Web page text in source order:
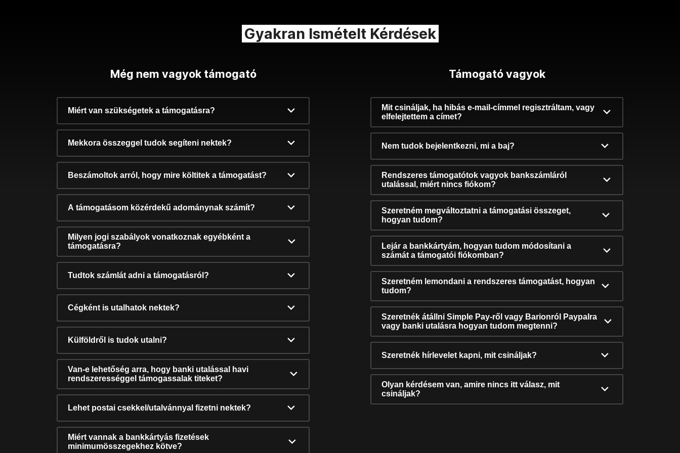
Gyakran Ismételt Kérdések
Még nem vagyok támogató
Miért van szükségetek a támogatásra?
Mekkora összeggel tudok segíteni nektek?
Beszámoltok arról, hogy mire költitek a támogatást?
A támogatásom közérdekű adománynak számít?
Milyen jogi szabályok vonatkoznak egyébként a
támogatásra?
Tudtok számlát adni a támogatásról?
Cégként is utalhatok nektek?
Külföldről is tudok utalni?
Van-e lehetőség arra, hogy banki utalással havi
rendszerességgel támogassalak titeket?
Lehet postai csekkel/utalvánnyal fizetni nektek?
Miért vannak a bankkártyás fizetések
minimumösszegekhez kötve?
Támogató vagyok
Mit csináljak, ha hibás e-mail-címmel regisztráltam, vagy
elfelejtettem a címet?
Nem tudok bejelentkezni, mi a baj?
Rendszeres támogatótok vagyok bankszámláról
utalással, miért nincs fiókom?
Szeretném megváltoztatni a támogatási összeget,
hogyan tudom?
Lejár a bankkártyám, hogyan tudom módosítani a
számát a támogatói fiókomban?
Szeretném lemondani a rendszeres támogatást, hogyan
tudom?
Szeretnék átállni Simple Pay-ről vagy Barionról Paypalra
vagy banki utalásra hogyan tudom megtenni?
Szeretnék hírlevelet kapni, mit csináljak?
Olyan kérdésem van, amire nincs itt válasz, mit
csináljak?